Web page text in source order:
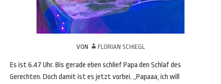
VON FLORIAN SCHIEGL
Es ist 6.47 Uhr. Bis gerade eben schlief Papa den Schlaf des
Gerechten. Doch damit ist es jetzt vorbei. „Papaaa, ich will